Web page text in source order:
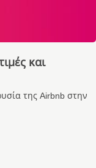
και
της Airbnb στην